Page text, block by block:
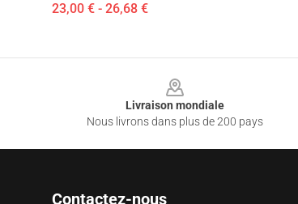
23,00 € - 26,68 €
Livraison mondiale
Nous livrons dans plus de 200 pays
Contactez-nous